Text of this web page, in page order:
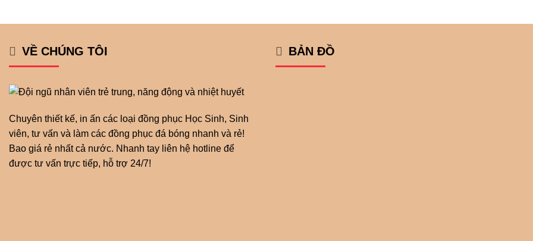
VỀ CHÚNG TÔI
Chuyên thiết kế, in ấn các loại đồng phục Học Sinh, Sinh
viên, tư vấn và làm các đồng phục đá bóng nhanh và rẻ!
Bao giá rẻ nhất cả nước. Nhanh tay liên hệ hotline để
được tư vấn trực tiếp, hỗ trợ 24/7!
BẢN ĐỒ